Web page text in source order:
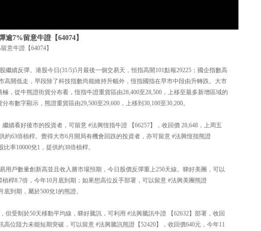
逾7%留意牛證【64074】
意牛證【64074】
續反彈。港股今日(31/5)5月最後一個交易天，恒指高開101點報29225；國企指數高
高開低走，早段除了科技指數尚能維持升幅外，恆指國指在早市中段由升轉跌。大市
，從牛熊證街貨分布看，恆指牛證重貨區由28,400至28,500，上移至最多新增區域的
布數字顯示，熊證重貨區由29,500至29,600，上移到30,100至30,200。
續看好後市的投資者，可留意 #法興恆指牛證 【66257】，收回價 28,648，上周五
約63倍槓桿。覺得大市6月開局有機會回跌的投資者，亦可留意 #法興恆指熊證
比率10000兌1，提供約38倍槓桿。
用戶數量創新高並且收入勝市場預期，今日股價反彈重上250天線。睇好美團，可以
桿8.7倍，今年10月底到期；如果想高位反手部署，可以留意 #法興美團熊證
底到期，屬於500兌1的熊證。
但受制於50天移動平均線，睇好騰訊，可利用 #法興騰訊牛證 【62632】部署，收回
位阻力未能短期突破，可以留意 #法興騰訊熊證【52420】，收回價640元，今年11